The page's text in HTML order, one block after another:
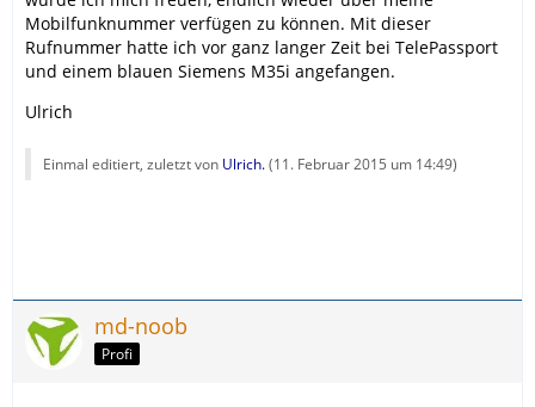
Mobilfunknummer verfügen zu können. Mit dieser
Rufnummer hatte ich vor ganz langer Zeit bei TelePassport
und einem blauen Siemens M35i angefangen.
Ulrich
Einmal editiert, zuletzt von Ulrich.(11. Februar 2015 um 14:49)
md-noob
Profi